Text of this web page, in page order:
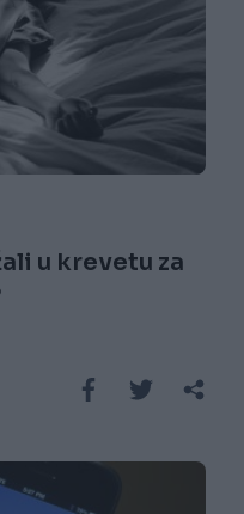
u krevetu za